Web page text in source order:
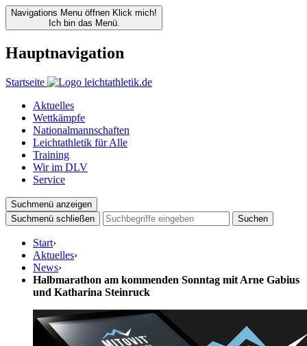
Navigations Menu öffnen Klick mich!
Ich bin das Menü.
Hauptnavigation
Startseite
Aktuelles
Wettkämpfe
Nationalmannschaften
Leichtathletik für Alle
Training
Wir im DLV
Service
Suchmenü anzeigen
Suchmenü schließen
Suchen
Start›
Aktuelles›
News›
Halbmarathon am kommenden Sonntag mit Arne Gabius
und Katharina Steinruck